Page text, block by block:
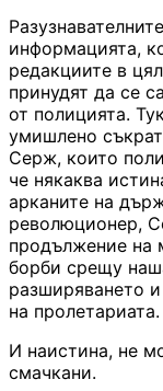
информацията,
редакциите в
принудят да се
от полицията.
умишлено
Серж, които
че някаква
арканите на
революционер,
продължение на
борби срещу
разширяването
на пролетариата.
И наистина, не
смачкани.